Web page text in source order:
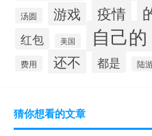
汤圆 游戏 疫情
红包
美国 自己的
费用 还不 都是 陆
猜你想看的文章